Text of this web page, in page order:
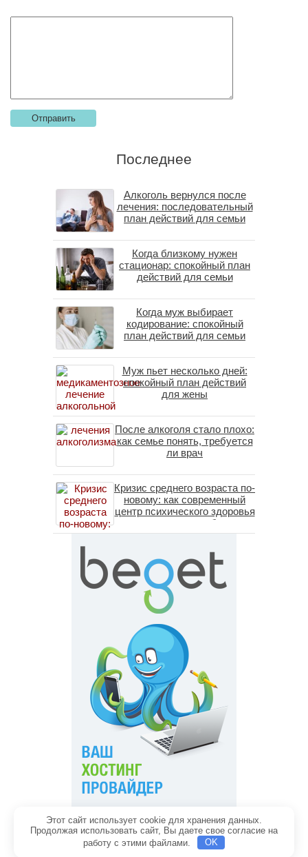
Последнее
Алкоголь вернулся после
лечения: последовательный
план действий для семьи
Когда близкому нужен
стационар: спокойный план
действий для семьи
Когда муж выбирает
кодирование: спокойный
план действий для семьи
Муж пьет несколько дней:
спокойный план действий
для жены
После алкоголя стало плохо:
как семье понять, требуется
ли врач
Кризис среднего возраста по-
новому: как современный
центр психического здоровья
помогает пересобрать
личность без таблеток
Главная Обратная связь
Политика конфиденциальности Содержание
Этот сайт использует cookie для хранения данных.
Продолжая использовать сайт, Вы даете свое согласие на
работу с этими файлами.
OK